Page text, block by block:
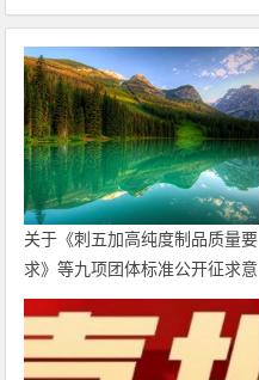
关于《刺五加高纯度制品质量要
求》等九项团体标准公开征求意
见的通知